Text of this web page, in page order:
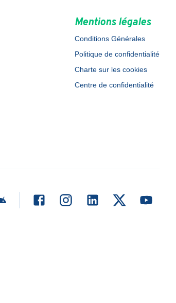
Mentions légales
Conditions Générales
Politique de confidentialité
Charte sur les cookies
Centre de confidentialité